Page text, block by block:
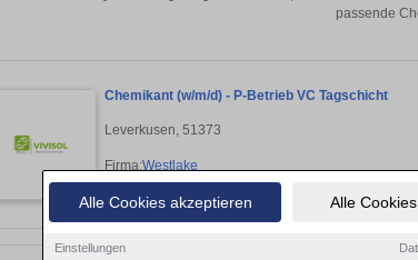
Alle Cookies akzeptieren Alle
Einstellungen
passende
Chemikant (w/m/d) - P-Betrieb VC Tagschicht
Leverkusen, 51373
Firma:Westlake